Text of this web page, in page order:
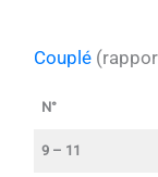
Couplé
N°
9 – 11